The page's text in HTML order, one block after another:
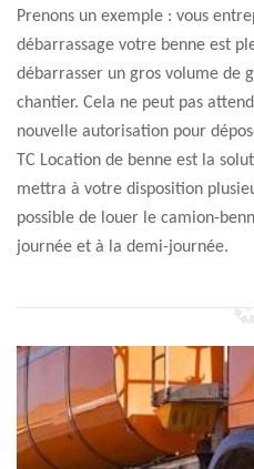
Prenons un exemple : vous
débarrassage votre benne est
débarrasser un gros volume de
chantier. Cela ne peut pas
nouvelle autorisation pour
TC Location de benne est la
mettra à votre disposition
possible de louer le camion-
journée et à la demi-journée.